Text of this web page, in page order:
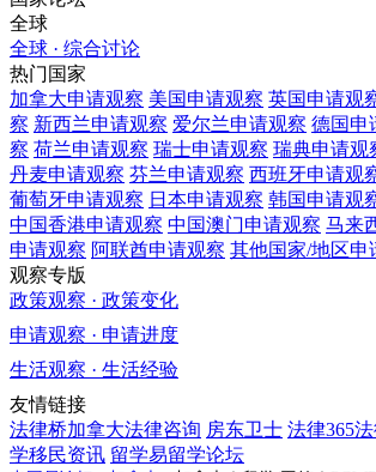
全球
全球 · 综合讨论
热门国家
加拿大申请观察 美国申请观察 英国申请观
察 新西兰申请观察 爱尔兰申请观察 德国申
察 荷兰申请观察 瑞士申请观察 瑞典申请观
丹麦申请观察 芬兰申请观察 西班牙申请观
葡萄牙申请观察 日本申请观察 韩国申请观
中国香港申请观察 中国澳门申请观察 马来
申请观察 阿联酋申请观察 其他国家/地区申
观察专版
政策观察 · 政策变化
申请观察 · 申请进度
生活观察 · 生活经验
友情链接
法律桥加拿大法律咨询 房东卫士 法律365
学移民资讯 留学易留学论坛